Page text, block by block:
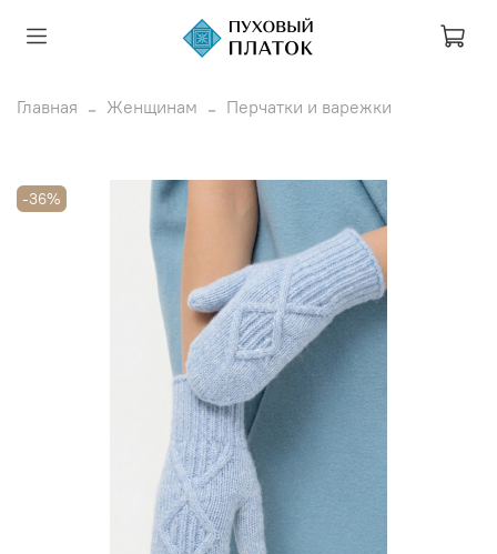
Главная Женщинам Перчатки и варежки
-36%